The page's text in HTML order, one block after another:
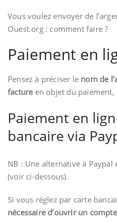
Vous voulez envoyer de
Ouest.org : comment faire ?
Paiement en
Pensez à préciser le nom de
factureen objet du paiement,
Paiement en
bancaire via
NB : Une alternative à
(voir ci-dessous).
Si vous réglez par carte
nécessaire d’ouvrir un